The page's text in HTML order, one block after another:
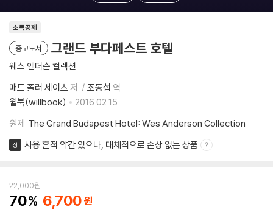
소득공제
중고도서 그랜드 부다페스트 호텔
웨스 앤더슨 컬렉션
매트 졸러 세이츠 저 조동섭 역
윌북(willbook)
2016.02.15.
원제 The Grand Budapest Hotel: Wes Anderson Collection
상 사용 흔적 약간 있으나, 대체적으로 손상 없는 상품
22,000원
70 6,700